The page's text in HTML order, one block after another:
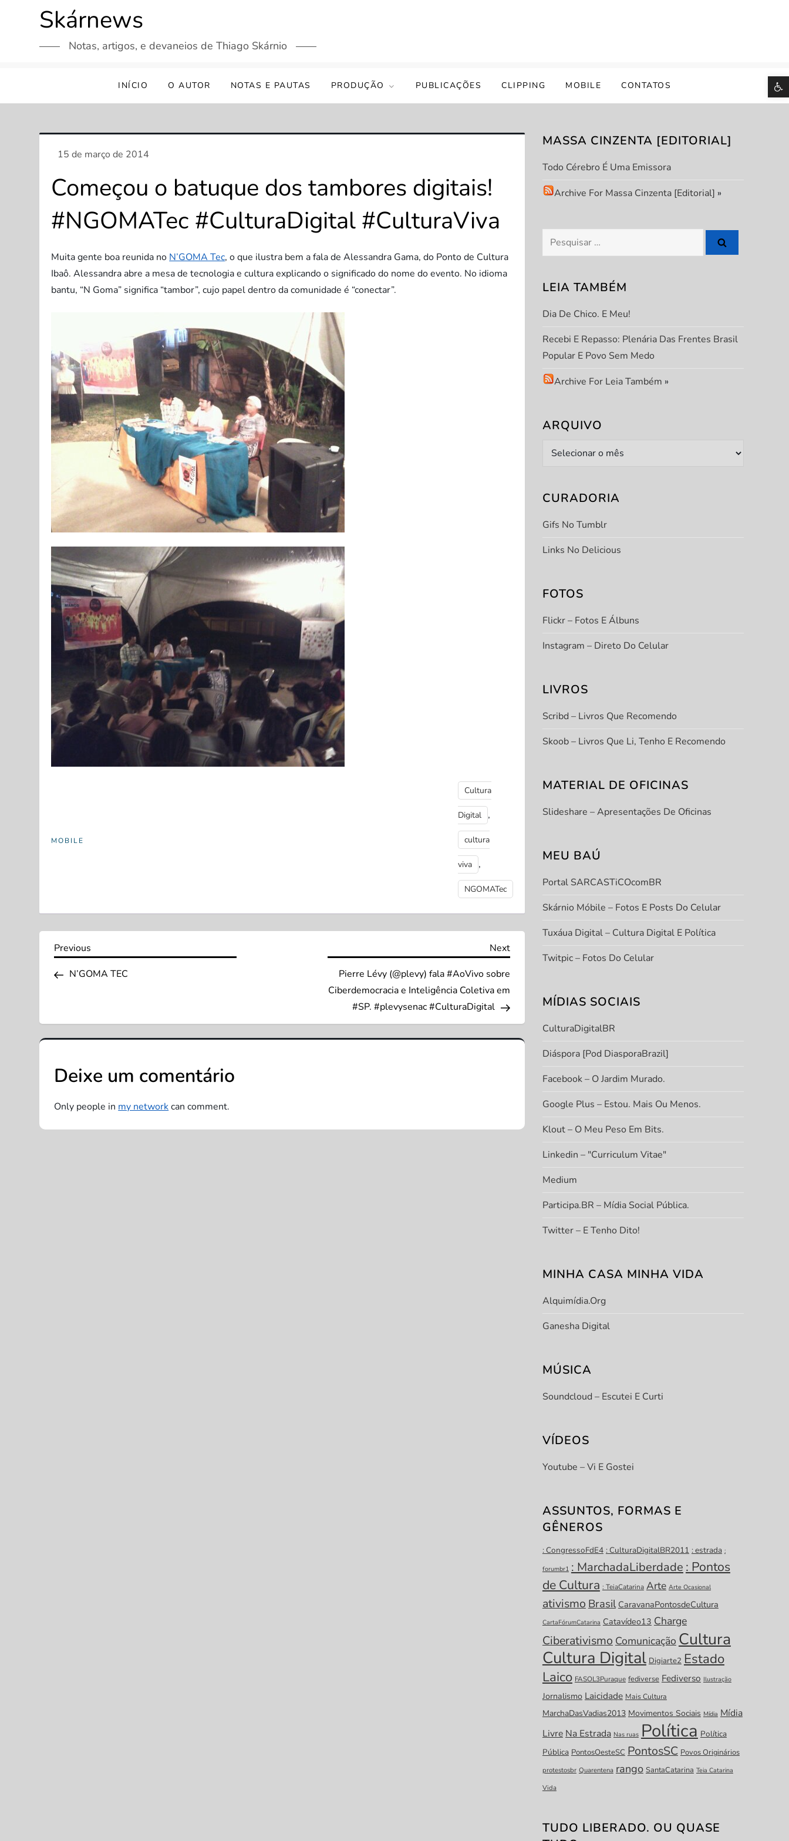
Skárnews
Notas, artigos, e devaneios de Thiago Skárnio
INÍCIO O AUTOR NOTAS E PAUTAS PRODUÇÃO PUBLICAÇÕES CLIPPING MOBILE CONTATOS
Começou o batuque dos tambores digitais!
#NGOMATec #CulturaDigital #CulturaViva
Muita gente boa reunida no N’GOMA Tec, o que ilustra bem a fala de Alessandra Gama, do Ponto de Cultura
Ibaô. Alessandra abre a mesa de tecnologia e cultura explicando o significado do nome do evento. No idioma
bantu, “N Goma” significa “tambor”, cujo papel dentro da comunidade é “conectar”.
MOBILE
Cultura
Digital ,
cultura
viva ,
NGOMATec
N
a
e
g
a
ç
Previous
Previous
N’GOMA TEC
Next
Next
Pierre Lévy (@plevy) fala #AoVivo sobre
Ciberdemocracia e Inteligência Coletiva em
#SP. #plevysenac #CulturaDigital
Deixe um comentário
Only people inmy networkcan comment.
MASSA CINZENTA [EDITORIAL]
Todo Cérebro É Uma Emissora
Archive For Massa Cinzenta [Editorial] »
Pesquisar
por:
LEIA TAMBÉM
Dia De Chico. E Meu!
Recebi E Repasso: Plenária Das Frentes Brasil
Popular E Povo Sem Medo
Archive For Leia Também »
ARQUIVO
Arquivo
CURADORIA
Gifs No Tumblr
Links No Delicious
FOTOS
Flickr – Fotos E Álbuns
Instagram – Direto Do Celular
LIVROS
Scribd – Livros Que Recomendo
Skoob – Livros Que Li, Tenho E Recomendo
MATERIAL DE OFICINAS
Slideshare – Apresentações De Oficinas
MEU BAÚ
Portal SARCASTiCOcomBR
Skárnio Móbile – Fotos E Posts Do Celular
Tuxáua Digital – Cultura Digital E Política
Twitpic – Fotos Do Celular
MÍDIAS SOCIAIS
CulturaDigitalBR
Diáspora [Pod DiasporaBrazil]
Facebook – O Jardim Murado.
Google Plus – Estou. Mais Ou Menos.
Klout – O Meu Peso Em Bits.
Linkedin – "Curriculum Vitae"
Medium
Participa.BR – Mídia Social Pública.
Twitter – E Tenho Dito!
MINHA CASA MINHA VIDA
Alquimídia.org
Ganesha Digital
MÚSICA
Soundcloud – Escutei E Curti
VÍDEOS
Youtube – Vi E Gostei
ASSUNTOS, FORMAS E
GÊNEROS
: CongressoFdE4 : CulturaDigitalBR2011 : estrada :
forumbr1 : MarchadaLiberdade : Pontos
de Cultura : TeiaCatarina Arte Arte Ocasional
ativismo Brasil CaravanaPontosdeCultura
CartaFórumCatarina Catavídeo13 Charge
Ciberativismo Comunicação Cultura
Cultura Digital Digiarte2 Estado
Laico FASOL3Puraque fediverse Fediverso Ilustração
Jornalismo Laicidade Mais Cultura
MarchaDasVadias2013 Movimentos Sociais Mídia Mídia
Livre Na Estrada Nas ruas Política Política
Pública PontosOesteSC PontosSC Povos Originários
protestosbr Quarentena rango SantaCatarina Teia Catarina
Vida
TUDO LIBERADO. OU QUASE